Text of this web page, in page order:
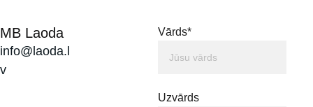
Vārds*
Uzvārds
MB Laoda
info@laoda.l
v